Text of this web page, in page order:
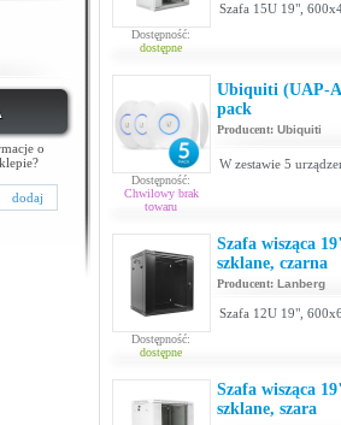
o
Dostępność:
dostępne
Szafa 15U 19",
Dostępność:
Chwilowy brak
towaru
Ubiquiti (UAP-
pack
Producent: Ubiquiti
W zestawie 5
Dostępność:
dostępne
Szafa wisząca
szklane, czarna
Producent: Lanberg
Szafa 12U 19",
Szafa wisząca
szklane, szara